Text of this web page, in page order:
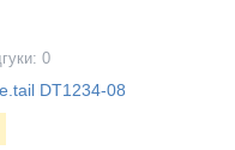
0
DT1234-08